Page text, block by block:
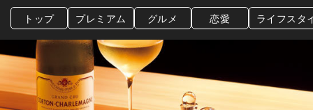
トップ プレミアム グルメ 恋愛 ライフスタ